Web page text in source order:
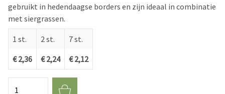
gebruikt in hedendaagse borders en zijn ideaal in combinatie
met siergrassen.
1 st.
€ 2,36
2 st.
€ 2,24
7 st.
€ 2,12